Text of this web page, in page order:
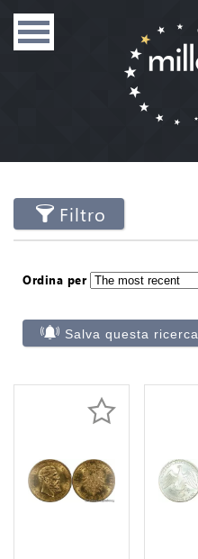
Filtro
Ordina per
Salva questa ricerca